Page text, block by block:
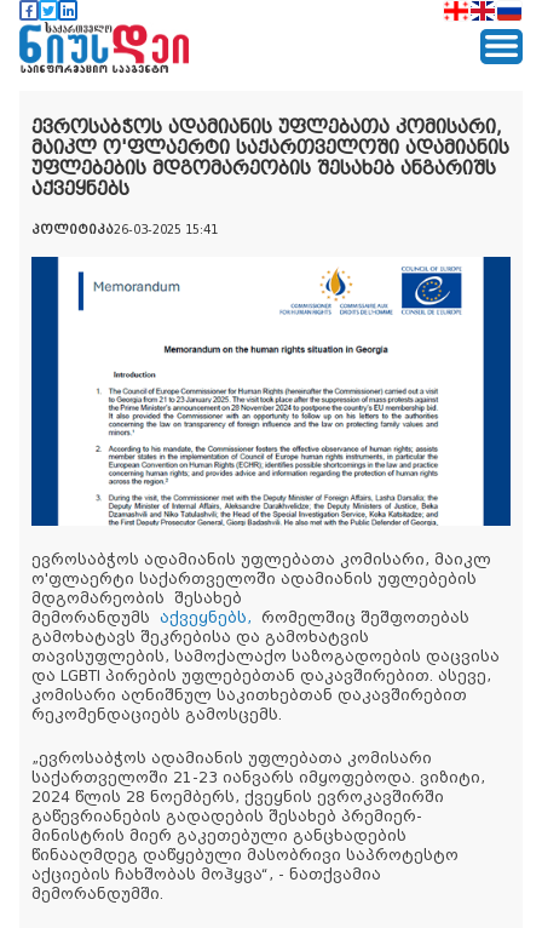
ევროსაბჭოს ადამიანის უფლებათა კომისარი,
მაიკლ ო'ფლაერტი საქართველოში ადამიანის
უფლებების მდგომარეობის შესახებ ანგარიშს
აქვეყნებს
პოლიტიკა26-03-2025 15:41
ევროსაბჭოს ადამიანის უფლებათა კომისარი, მაიკლ
ო'ფლაერტი საქართველოში ადამიანის უფლებების
მდგომარეობის შესახებ
მემორანდუმს აქვეყნებს, რომელშიც შეშფოთებას
გამოხატავს შეკრებისა და გამოხატვის
თავისუფლების, სამოქალაქო საზოგადოების დაცვისა
და LGBTI პირების უფლებებთან დაკავშირებით. ასევე,
კომისარი აღნიშნულ საკითხებთან დაკავშირებით
რეკომენდაციებს გამოსცემს.
„ევროსაბჭოს ადამიანის უფლებათა კომისარი
საქართველოში 21-23 იანვარს იმყოფებოდა. ვიზიტი,
2024 წლის 28 ნოემბერს, ქვეყნის ევროკავშირში
გაწევრიანების გადადების შესახებ პრემიერ-
მინისტრის მიერ გაკეთებული განცხადების
წინააღმდეგ დაწყებული მასობრივი საპროტესტო
აქციების ჩახშობას მოჰყვა“, - ნათქვამია
მემორანდუმში.